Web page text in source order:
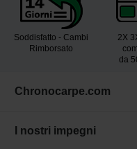
Soddisfatto - Cambi
Rimborsato
2X
da
Chronocarpe.com
I nostri impegni